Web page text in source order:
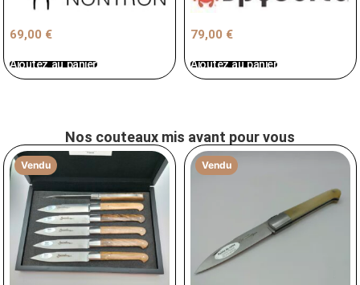
69,00 €
Ajoutez au panier
79,00 €
Ajoutez au panier
Nos couteaux mis avant pour vous
Vendu Vendu